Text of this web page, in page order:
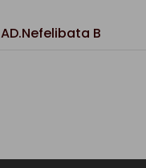
AD.Nefelibata B